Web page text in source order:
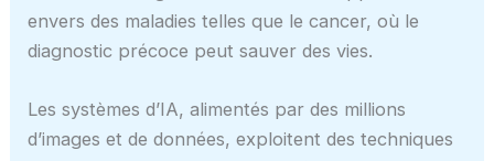
envers des maladies telles que le cancer, où le
diagnostic précoce peut sauver des vies.
Les systèmes d’IA, alimentés par des millions
d’images et de données, exploitent des techniques